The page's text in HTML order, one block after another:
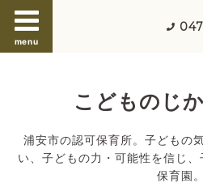
menu
こどものじ
浦安市の認可保育所。子どもの
い、子どもの力・可能性を信じ
保育園。